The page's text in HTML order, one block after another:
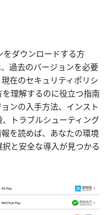
ダウンロードする方
過去のバージョンを必要
在のセキュリティポリシ
理解するのに役立つ指南
ンの入手方法、インスト
トラブルシューティング
を読めば、あなたの環境
と安全な導入が見つかる